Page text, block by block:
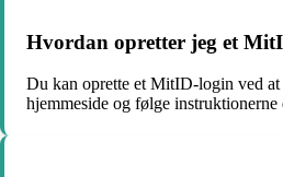
Hvordan opretter jeg et
Du kan oprette et MitID-login ved
hjemmeside og følge instruktionerne